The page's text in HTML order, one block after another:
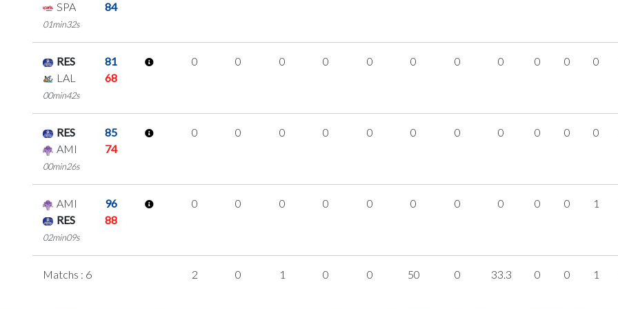
SPA
84
01min32s
RES
81
LAL
68
00min42s
0 0 0 0 0 0 0 0 0 0 0
RES
85
AMI
74
00min26s
0 0 0 0 0 0 0 0 0 0 0
AMI
96
RES
88
02min09s
0 0 0 0 0 0 0 0 0 0 1
Matchs : 6 2 0 1 0 0 50 0 33.3 0 0 1